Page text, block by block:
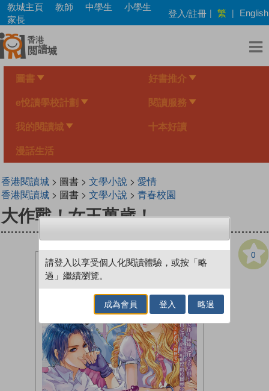
Skip
main
content
教城主頁 教師 中學生
小學生
家長
登入/註冊 | 繁 | English
圖書 好書推介
e悅讀學校計劃 閱讀服務
我的閱讀城 十本好讀
漫話生活
香港閱讀城> 圖書 > 文學小說 > 愛情
香港閱讀城> 圖書 > 文學小說 > 青春校園
大作戰！女王萬歲！
0
請登入以享受個人化閱讀體驗，或按「略
過」繼續瀏覽。
成為會員 登入 略過